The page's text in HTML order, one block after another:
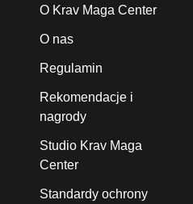
O Krav Maga Center
O nas
Regulamin
Rekomendacje i
nagrody
Studio Krav Maga
Center
Standardy ochrony